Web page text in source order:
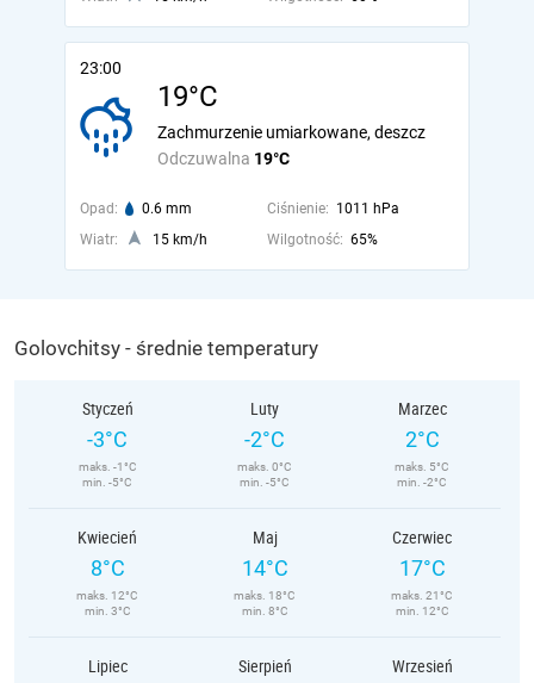
23:00
19°C
Odczuwalna 19°C
Zachmurzenie umiarkowane, deszcz
Opad: 0.6 mm Ciśnienie: 1011 hPa
Wiatr:
15 km/h Wilgotność: 65%
Golovchitsy - średnie temperatury
Styczeń
-3°C
maks. -1°C
min. -5°C
Luty
-2°C
maks. 0°C
min. -5°C
Marzec
2°C
maks. 5°C
min. -2°C
Kwiecień
8°C
maks. 12°C
min. 3°C
Maj
14°C
maks. 18°C
min. 8°C
Czerwiec
17°C
maks. 21°C
min. 12°C
Lipiec Sierpień Wrzesień